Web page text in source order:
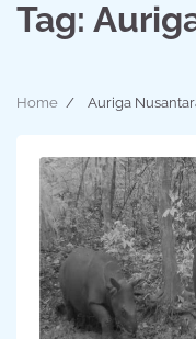
Tag:
Home Auriga